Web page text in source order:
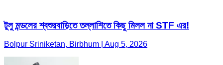
টুলু মন্ডলের শ্বশুরবাড়িতে তল্লাশিতে কিছু মিলল না STF এর!
Bolpur Sriniketan, Birbhum | Aug 5, 2026